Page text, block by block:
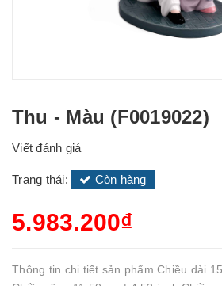
Thu - Màu (F0019022)
Viết đánh giá
Trạng thái: Còn hàng
5.983.200₫
Thông tin chi tiết sản phẩm Chiều dài